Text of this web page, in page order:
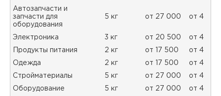
Автозапчасти и
запчасти для
оборудования
5 кг от 27 000 от 4
Электроника 3 кг от 20 500 от 4
Продукты питания 2 кг от 17 500 от 4
Одежда 2 кг от 17 500 от 4
Стройматериалы 5 кг от 27 000 от 4
Оборудование 5 кг от 27 000 от 4